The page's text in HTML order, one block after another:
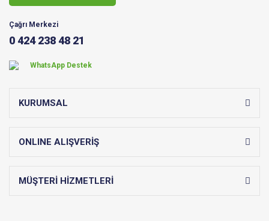
Çağrı Merkezi
0 424 238 48 21
WhatsApp Destek
KURUMSAL
ONLINE ALIŞVERİŞ
MÜŞTERİ HİZMETLERİ